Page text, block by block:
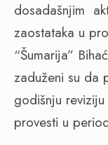
dosadašnjim
zaostataka u
“Šumarija”
zaduženi su da
godišnju
provesti u